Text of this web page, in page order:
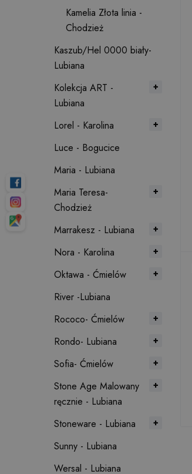
Kamelia Złota linia -
Chodzież
Kaszub/Hel 0000 biały-
Lubiana
Kolekcja ART -
Lubiana
Lorel - Karolina
Luce - Bogucice
Maria - Lubiana
Maria Teresa-
Chodzież
Marrakesz - Lubiana
Nora - Karolina
Oktawa - Ćmielów
River -Lubiana
Rococo- Ćmielów
Rondo- Lubiana
Sofia- Ćmielów
Stone Age Malowany
ręcznie - Lubiana
Stoneware - Lubiana
Sunny - Lubiana
Wersal - Lubiana